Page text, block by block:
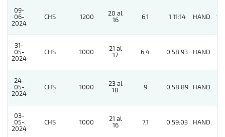
09-
06-
2024
CHS 1200
20 al
16
6,1 1:11:14 HAND. 13
31-
05-
2024
CHS 1000
21 al
17
6,4 0:58:93 HAND.
24-
05-
2024
CHS 1000
23 al
18
9 0:58:89 HAND.
03-
05-
2024
CHS 1000
21 al
16
7,1 0:59:03 HAND.